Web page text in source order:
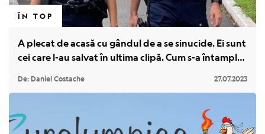
ÎN TOP
A plecat de acasă cu gândul de a se sinucide. Ei sunt
cei care l-au salvat în ultima clipă. Cum s-a întamplat
De: Daniel Costache 27.07.2023